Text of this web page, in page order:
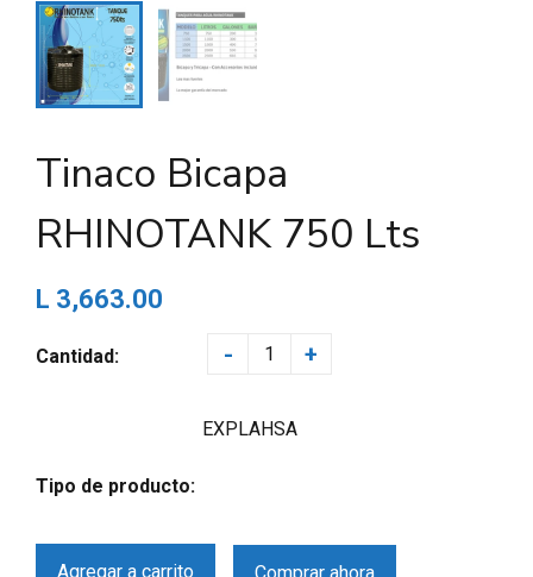
Tinaco Bicapa
RHINOTANK 750 Lts
L 3,663.00
Cantidad: - +
EXPLAHSA
Tipo de producto:
Agregar a carrito